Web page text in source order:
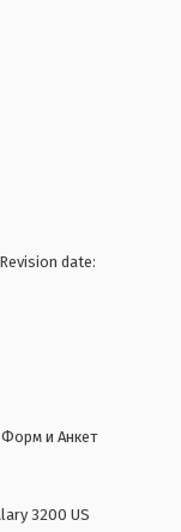
date:
и Анкет
3200 US